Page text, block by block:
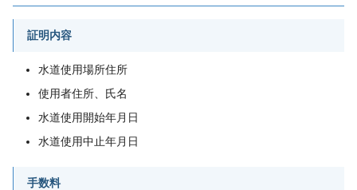
証明内容
水道使用場所住所
使用者住所、氏名
水道使用開始年月日
水道使用中止年月日
手数料